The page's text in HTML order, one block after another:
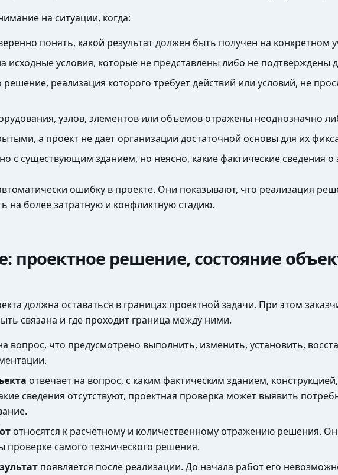
на ситуации, когда:
понять, какой результат должен быть получен на конкретном
исходные условия, которые не представлены либо не подтверждены
реализация которого требует действий или условий, не
узлов, элементов или объёмов отражены неоднозначно
а проект не даёт организации достаточной основы для их
с существующим зданием, но неясно, какие фактические сведения о
ошибку в проекте. Они показывают, что реализация
на более затратную и конфликтную стадию.
проектное решение, состояние
должна оставаться в границах проектной задачи. При этом
связана и где проходит граница между ними.
вопрос, что предусмотрено выполнить, изменить, установить,
отвечает на вопрос, с каким фактическим зданием,
сведения отсутствуют, проектная проверка может выявить
относятся к расчётному и количественному отражению решения.
проверке самого технического решения.
появляется после реализации. До начала работ его